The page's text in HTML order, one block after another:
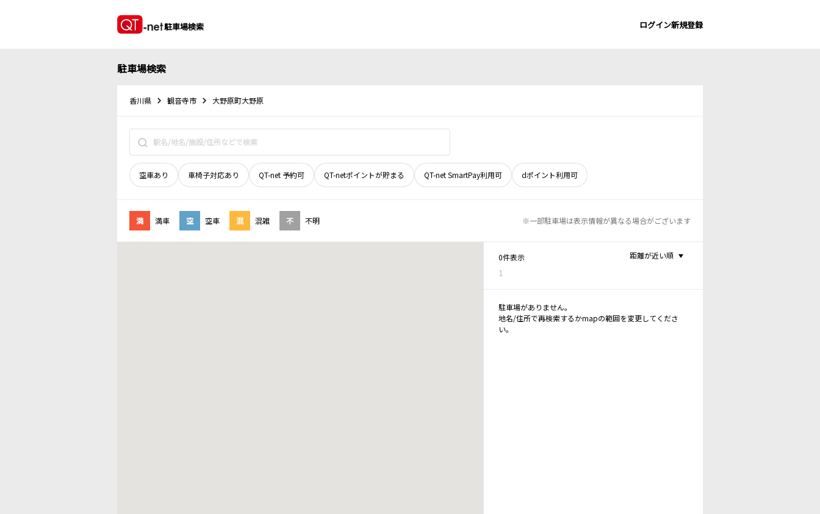
駐車場検索 ログイン新規登録
駐車場検索
香川県 観音寺市 大野原町大野原
空車あり 車椅子対応あり QT-net 予約可 QT-netポイントが貯まる QT-net SmartPay利用可 dポイント利用可
満 満車 空 空車 混 混雑 不 不明 ※一部駐車場は表示情報が異なる場合がございます
0件表示
1
距離が近い順
駐車場がありません。
地名/住所で再検索するかmapの範囲を変更してくださ
い。